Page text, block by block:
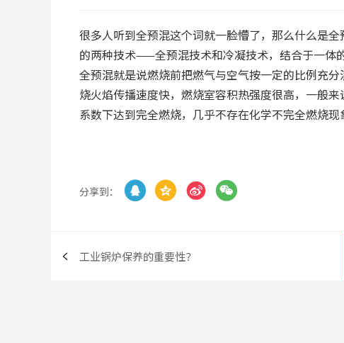
很多人听到全预混这个词就一脸懵了，那么什么是
的两种技术——全预混技术和冷凝技术，结合于一体
全预混就是说燃烧前把燃气与空气按一定的比例充
烧火焰传播速度快，燃烧室容积热强度很高，一般
系数下达到完全燃烧，几乎不存在化学不完全燃烧现
分享到：    
工业锅炉保养的重要性？